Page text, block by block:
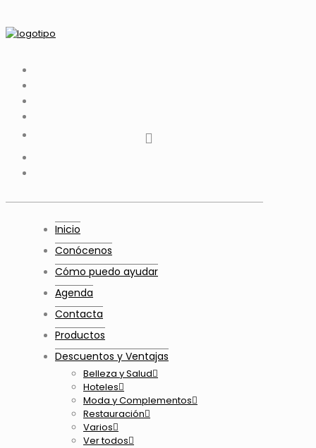
Youtube
Inicio
Conócenos
Cómo puedo ayudar
Agenda
Contacta
Productos
Descuentos y Ventajas
Belleza y Salud
Hoteles
Moda y Complementos
Restauración
Varios
Ver todos